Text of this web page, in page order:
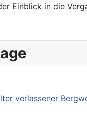
Einblick in die
verlassener